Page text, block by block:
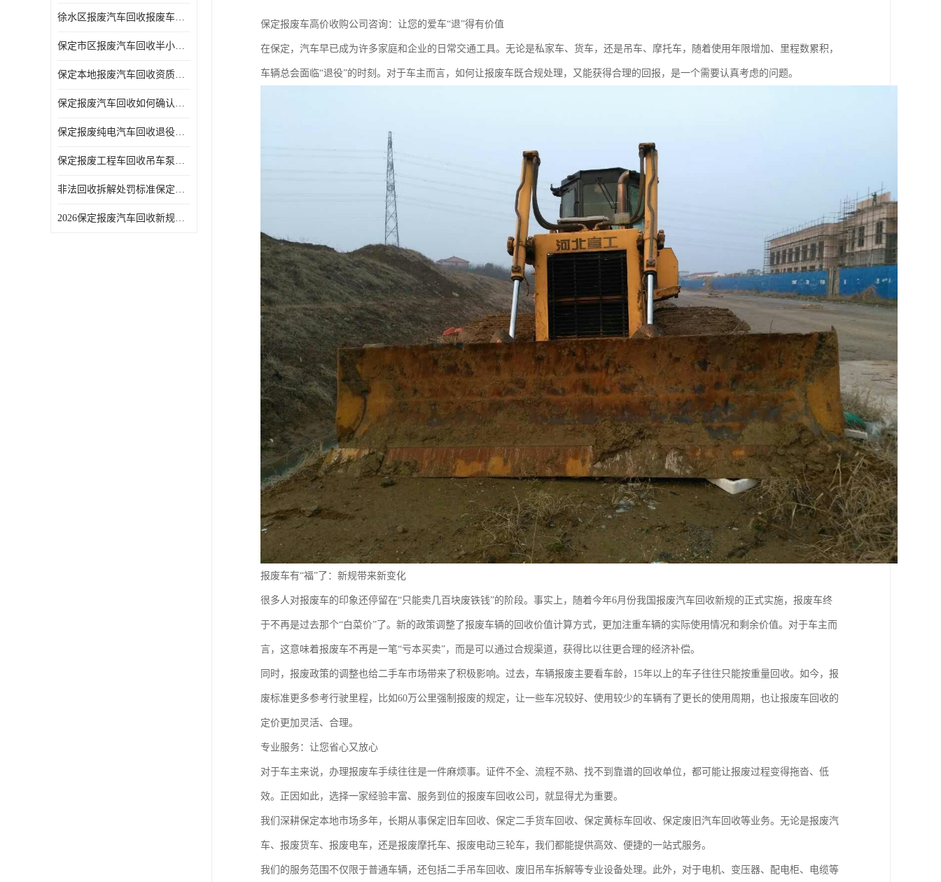
徐水区报废汽车回收报废车辆补贴申请流程
保定市区报废汽车回收半小时上门现场估价
保定本地报废汽车回收资质齐全无隐形收费
保定报废汽车回收如何确认车辆完成销户
保定报废纯电汽车回收退役电池统一处置
保定报废工程车回收吊车泵车挖掘机回收拆解
非法回收拆解处罚标准保定报废车合规提示
2026保定报废汽车回收新规解读车主必看
保定报废车高价收购公司咨询：让您的爱车“退”得有价值
在保定，汽车早已成为许多家庭和企业的日常交通工具。无论是私家车、货车，还是吊车、摩托车，随着使用年限增加、里程数累积，
车辆总会面临“退役”的时刻。对于车主而言，如何让报废车既合规处理，又能获得合理的回报，是一个需要认真考虑的问题。
报废车有“福”了：新规带来新变化
很多人对报废车的印象还停留在“只能卖几百块废铁钱”的阶段。事实上，随着今年6月份我国报废汽车回收新规的正式实施，报废车终
于不再是过去那个“白菜价”了。新的政策调整了报废车辆的回收价值计算方式，更加注重车辆的实际使用情况和剩余价值。对于车主而
言，这意味着报废车不再是一笔“亏本买卖”，而是可以通过合规渠道，获得比以往更合理的经济补偿。
同时，报废政策的调整也给二手车市场带来了积极影响。过去，车辆报废主要看车龄，15年以上的车子往往只能按重量回收。如今，报
废标准更多参考行驶里程，比如60万公里强制报废的规定，让一些车况较好、使用较少的车辆有了更长的使用周期，也让报废车回收的
定价更加灵活、合理。
专业服务：让您省心又放心
对于车主来说，办理报废车手续往往是一件麻烦事。证件不全、流程不熟、找不到靠谱的回收单位，都可能让报废过程变得拖沓、低
效。正因如此，选择一家经验丰富、服务到位的报废车回收公司，就显得尤为重要。
我们深耕保定本地市场多年，长期从事保定旧车回收、保定二手货车回收、保定黄标车回收、保定废旧汽车回收等业务。无论是报废汽
车、报废货车、报废电车，还是报废摩托车、报废电动三轮车，我们都能提供高效、便捷的一站式服务。
我们的服务范围不仅限于普通车辆，还包括二手吊车回收、废旧吊车拆解等专业设备处理。此外，对于电机、变压器、配电柜、电缆等